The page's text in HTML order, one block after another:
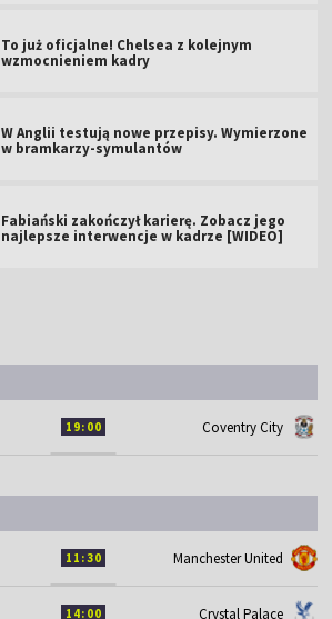
To już oficjalne! Chelsea z kolejnym
wzmocnieniem kadry
W Anglii testują nowe przepisy. Wymierzone
w bramkarzy-symulantów
Fabiański zakończył karierę. Zobacz jego
najlepsze interwencje w kadrze [WIDEO]
19:00 Coventry City
11:30 Manchester United
14:00 Crystal Palace